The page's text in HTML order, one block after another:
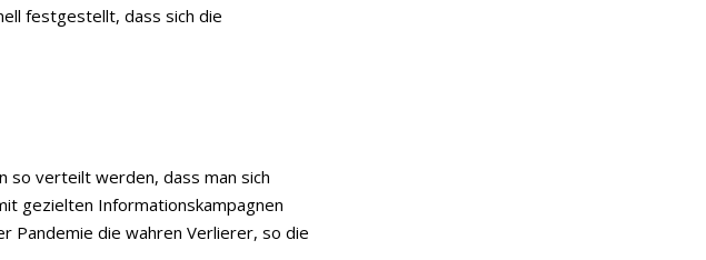
festgestellt, dass sich die
so verteilt werden, dass man sich
gezielten Informationskampagnen
Pandemie die wahren Verlierer, so die